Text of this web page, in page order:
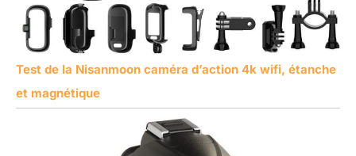
Test de la Nisanmoon caméra d’action 4k wifi, étanche
et magnétique